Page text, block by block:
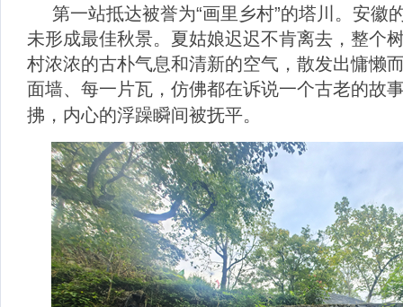
第一站抵达被誉为“画里乡村”的塔川。安徽
未形成最佳秋景。夏姑娘迟迟不肯离去，整个
村浓浓的古朴气息和清新的空气，散发出慵懒
面墙、每一片瓦，仿佛都在诉说一个古老的故
拂，内心的浮躁瞬间被抚平。